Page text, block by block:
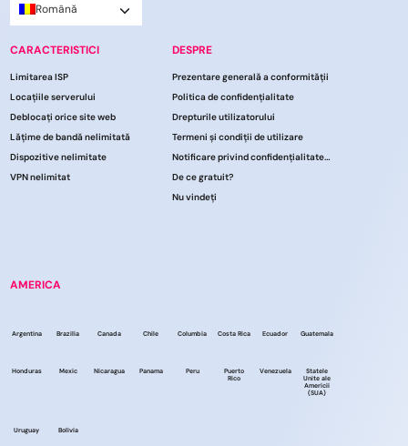
Română
CARACTERISTICI
Limitarea ISP
Locațiile serverului
Deblocați orice site web
Lățime de bandă nelimitată
Dispozitive nelimitate
VPN nelimitat
DESPRE
Prezentare generală a conformității
Politica de confidențialitate
Drepturile utilizatorului
Termeni și condiții de utilizare
Notificare privind confidențialitatea CCPA
De ce gratuit?
Nu vindeți
AMERICA
Argentina Brazilia Canada Chile Columbia Costa Rica Ecuador Guatemala
Honduras Mexic Nicaragua Panama Peru
Puerto
Rico
Venezuela
Statele
Unite ale
Americii
(SUA)
Uruguay Bolivia